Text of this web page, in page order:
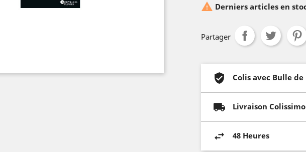
 Derniers articles en
Partager
Colis avec Bulle
Livraison Colissimo
48 Heures